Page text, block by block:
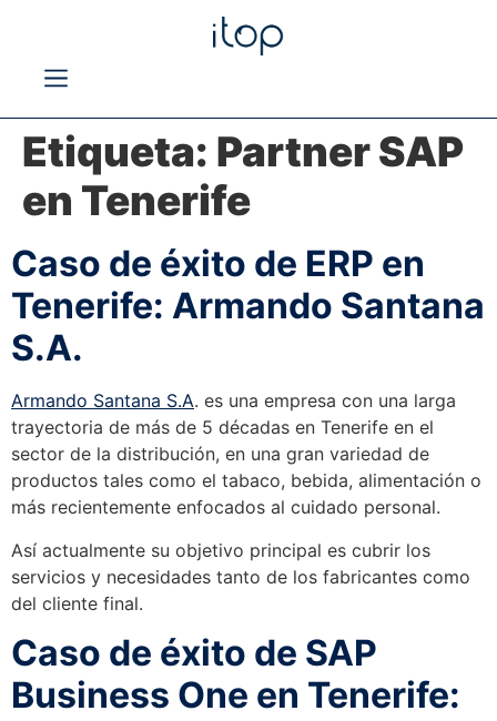
Etiqueta: Partner SAP
en Tenerife
Caso de éxito de ERP en
Tenerife: Armando Santana
S.A.
Armando Santana S.A. es una empresa con una larga
trayectoria de más de 5 décadas en Tenerife en el
sector de la distribución, en una gran variedad de
productos tales como el tabaco, bebida, alimentación o
más recientemente enfocados al cuidado personal.
Así actualmente su objetivo principal es cubrir los
servicios y necesidades tanto de los fabricantes como
del cliente final.
Caso de éxito de SAP
Business One en Tenerife: